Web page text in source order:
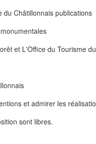
du Châtillonnais publications
et L'Office du Tourisme
et admirer les
sont libres.